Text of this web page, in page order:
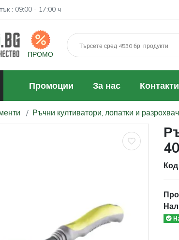
: 09:00 - 17:00 ч
ПРОМО
Промоции За нас Контакти
Ръчни култиватори, лопатки и